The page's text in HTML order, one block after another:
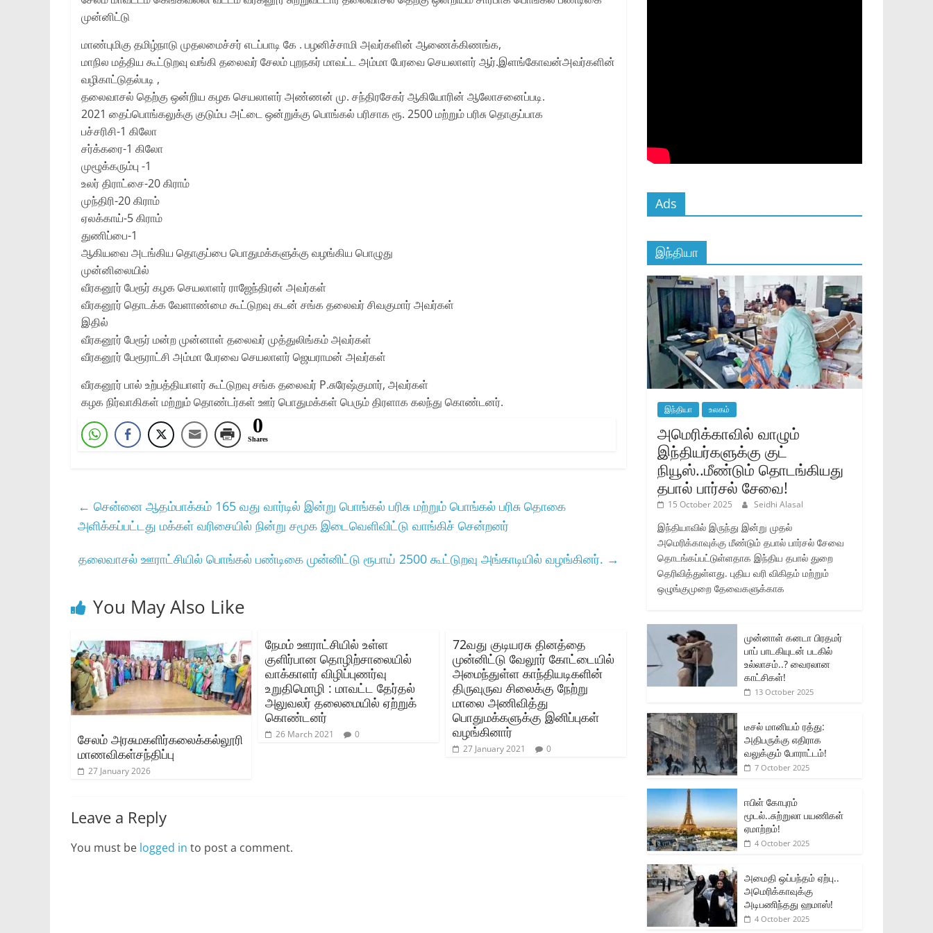
முன்னிட்டு
மாண்புமிகு தமிழ்நாடு முதலமைச்சர் எடப்பாடி கே . பழனிச்சாமி அவர்களின் ஆணைக்கிணங்க,
மாநில மத்திய கூட்டுறவு வங்கி தலைவர் சேலம் புறநகர் மாவட்ட அம்மா பேரவை செயலாளர் ஆர்.இளங்கோவன்அவர்களின்
வழிகாட்டுதல்படி ,
தலைவாசல் தெற்கு ஒன்றிய கழக செயலாளர் அண்ணன் மு. சந்திரசேகர் ஆகியோரின் ஆலோசனைப்படி.
2021 தைப்பொங்கலுக்கு குடும்ப அட்டை ஒன்றுக்கு பொங்கல் பரிசாக ரூ. 2500 மற்றும் பரிசு தொகுப்பாக
பச்சரிசி-1 கிலோ
சர்க்கரை-1 கிலோ
முழூக்கரும்பு -1
உலர் திராட்சை-20 கிராம்
முந்திரி-20 கிராம்
ஏலக்காய்-5 கிராம்
துணிப்பை-1
ஆகியவை அடங்கிய தொகுப்பை பொதுமக்களுக்கு வழங்கிய பொழுது
முன்னிலையில்
வீரகனூர் பேரூர் கழக செயலாளர் ராஜேந்திரன் அவர்கள்
வீரகனூர் தொடக்க வேளாண்மை கூட்டுறவு கடன் சங்க தலைவர் சிவகுமார் அவர்கள்
இதில்
வீரகனூர் பேரூர் மன்ற முன்னாள் தலைவர் முத்துலிங்கம் அவர்கள்
வீரகனூர் பேரூராட்சி அம்மா பேரவை செயலாளர் ஜெயராமன் அவர்கள்
வீரகனூர் பால் உற்பத்தியாளர் கூட்டுறவு சங்க தலைவர் P.சுரேஷ்குமார், அவர்கள்
கழக நிர்வாகிகள் மற்றும் தொண்டர்கள் ஊர் பொதுமக்கள் பெரும் திரளாக கலந்து கொண்டனர்.
0
Shares
← சென்னை ஆதம்பாக்கம் 165 வது வார்டில் இன்று பொங்கல் பரிசு மற்றும் பொங்கல் பரிசு தொகை
அளிக்கப்பட்டது மக்கள் வரிசையில் நின்று சமூக இடைவெளிவிட்டு வாங்கிச் சென்றனர்
தலைவாசல் ஊராட்சியில் பொங்கல் பண்டிகை முன்னிட்டு ரூபாய் 2500 கூட்டுறவு அங்காடியில் வழங்கினர். →
You May Also Like
சேலம் அரசுமகளிர்கலைக்கல்லூரி
மாணவிகள்சந்திப்பு
27 January 2026
நேமம் ஊராட்சியில் உள்ள
குளிர்பான தொழிற்சாலையில்
வாக்காளர் விழிப்புணர்வு
உறுதிமொழி : மாவட்ட தேர்தல்
அலுவலர் தலைமையில் ஏற்றுக்
கொண்டனர்
26 March 2021 0
72வது குடியரசு தினத்தை
முன்னிட்டு வேலூர் கோட்டையில்
அமைந்துள்ள காந்தியடிகளின்
திருவுருவ சிலைக்கு நேற்று
மாலை அணிவித்து
பொதுமக்களுக்கு இனிப்புகள்
வழங்கினார்
27 January 2021 0
Leave a Reply
You must be logged in to post a comment.
Ads
இந்தியா
இந்தியா உலகம்
அமெரிக்காவில் வாழும்
இந்தியர்களுக்கு குட்
நியூஸ்..மீண்டும் தொடங்கியது
தபால் பார்சல் சேவை!
15 October 2025 Seidhi Alasal
இந்தியாவில் இருந்து இன்று முதல்
அமெரிக்காவுக்கு மீண்டும் தபால் பார்சல் சேவை
தொடங்கப்பட்டுள்ளதாக இந்திய தபால் துறை
தெரிவித்துள்ளது. புதிய வரி விகிதம் மற்றும்
ஒழுங்குமுறை தேவைகளுக்காக
முன்னாள் கனடா பிரதமர்
பாப் பாடகியுடன் படகில்
உல்லாசம்..? வைரலான
காட்சிகள்!
13 October 2025
டீசல் மானியம் ரத்து:
அதிபருக்கு எதிராக
வலுக்கும் போராட்டம்!
7 October 2025
ஈபிள் கோபுரம்
மூடல்..சுற்றுலா பயணிகள்
ஏமாற்றம்!
4 October 2025
அமைதி ஒப்பந்தம் ஏற்பு..
அமெரிக்காவுக்கு
அடிபணிந்தது ஹமாஸ்!
4 October 2025